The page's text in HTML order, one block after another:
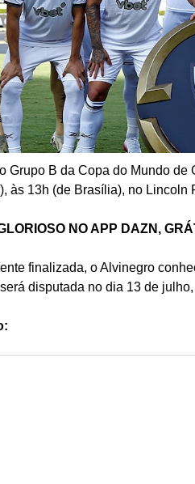
Grupo B da Copa do Mundo
às 13h (de Brasília), no
NO APP DAZN,
finalizada, o Alvinegro
disputada no dia 13 de